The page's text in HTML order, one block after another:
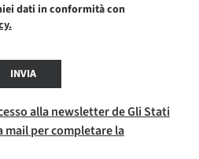
dati in conformità con
INVIA
alla newsletter de Gli Stati
mail per completare la